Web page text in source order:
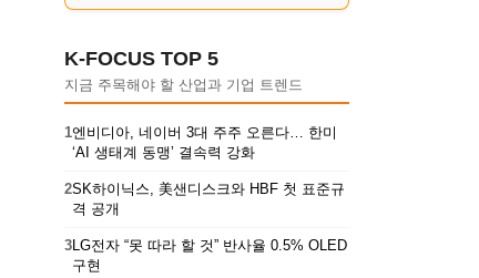
K-FOCUS TOP 5
지금 주목해야 할 산업과 기업 트렌드
1엔비디아, 네이버 3대 주주 오른다… 한미
‘AI 생태계 동맹’ 결속력 강화
2SK하이닉스, 美샌디스크와 HBF 첫 표준규
격 공개
3LG전자 “못 따라 할 것” 반사율 0.5% OLED
구현